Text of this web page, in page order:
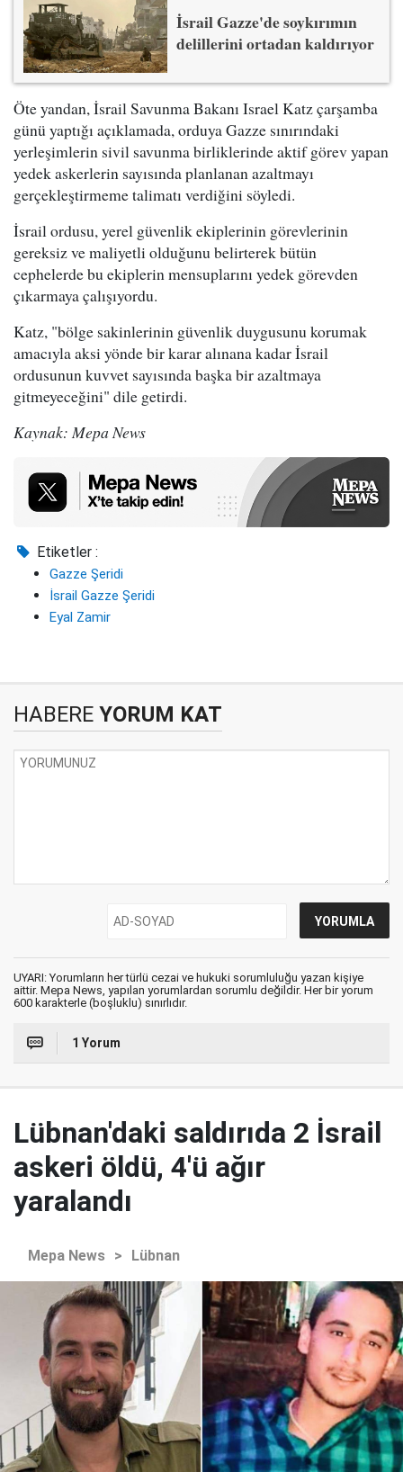
İsrail Gazze'de soykırımın
delillerini ortadan kaldırıyor
Öte yandan, İsrail Savunma Bakanı Israel Katz çarşamba
günü yaptığı açıklamada, orduya Gazze sınırındaki
yerleşimlerin sivil savunma birliklerinde aktif görev yapan
yedek askerlerin sayısında planlanan azaltmayı
gerçekleştirmeme talimatı verdiğini söyledi.
İsrail ordusu, yerel güvenlik ekiplerinin görevlerinin
gereksiz ve maliyetli olduğunu belirterek bütün
cephelerde bu ekiplerin mensuplarını yedek görevden
çıkarmaya çalışıyordu.
Katz, "bölge sakinlerinin güvenlik duygusunu korumak
amacıyla aksi yönde bir karar alınana kadar İsrail
ordusunun kuvvet sayısında başka bir azaltmaya
gitmeyeceğini" dile getirdi.
Kaynak: Mepa News
Etiketler :
Gazze Şeridi
İsrail Gazze Şeridi
Eyal Zamir
HABERE YORUM KAT
UYARI: Yorumların her türlü cezai ve hukuki sorumluluğu yazan kişiye
aittir. Mepa News, yapılan yorumlardan sorumlu değildir. Her bir yorum
600 karakterle (boşluklu) sınırlıdır.
1 Yorum
Lübnan'daki saldırıda 2 İsrail
askeri öldü, 4'ü ağır
yaralandı
Mepa News > Lübnan